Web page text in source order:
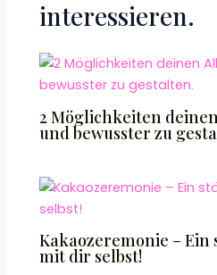
interessieren.
2 Möglichkeiten
und bewusster zu
Kakaozeremonie – Ein
mit dir selbst!